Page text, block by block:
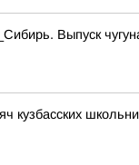
Выпуск
кузбасских